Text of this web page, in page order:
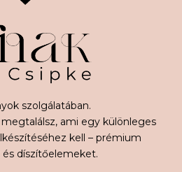
szolgálatában.
ami egy különleges
kell – prémium
díszítőelemeket.